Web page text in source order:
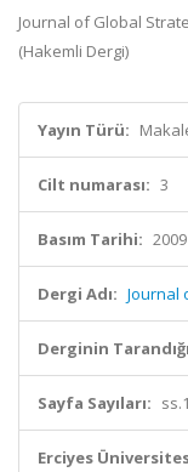
Journal of Global
(Hakemli Dergi)
Yayın Türü:
Cilt numarası: 3
Basım Tarihi: 2009
Dergi Adı: Journal
Derginin
Sayfa Sayıları:
Erciyes